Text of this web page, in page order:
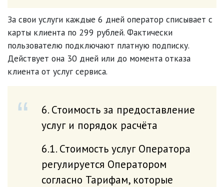
За свои услуги каждые 6 дней оператор списывает с
карты клиента по 299 рублей. Фактически
пользователю подключают платную подписку.
Действует она 30 дней или до момента отказа
клиента от услуг сервиса.
6. Стоимость за предоставление
услуг и порядок расчёта
6.1. Стоимость услуг Оператора
регулируется Оператором
согласно Тарифам, которые